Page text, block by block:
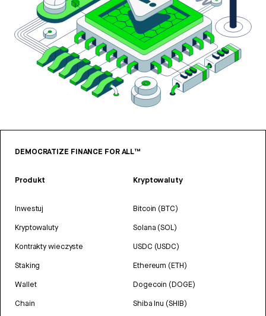
DEMOCRATIZE FINANCE FOR ALL™
Produkt
Inwestuj
Kryptowaluty
Kontrakty wieczyste
Staking
Wallet
Chain
Kryptowaluty
Bitcoin (BTC)
Solana (SOL)
USDC (USDC)
Ethereum (ETH)
Dogecoin (DOGE)
Shiba Inu (SHIB)